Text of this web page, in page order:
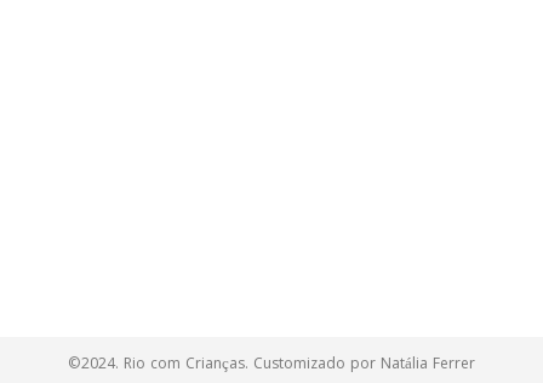
©2024. Rio com Crianças. Customizado por Natália Ferrer